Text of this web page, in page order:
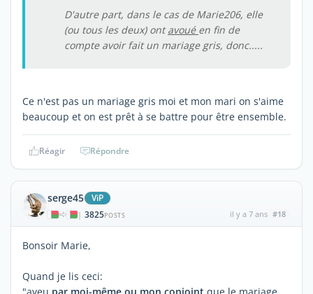
D'autre part, dans le cas de Marie206, elle
(ou tous les deux) ontavoué en fin de
compte avoir fait un mariage gris, donc.....
Ce n'est pas un mariage gris moi et mon mari on s'aime
beaucoup et on est prêt à se battre pour être ensemble.
Réagir Répondre
serge45 ViP
| 3825POSTS il y a 7 ans #18
Bonsoir Marie,
Quand je lis ceci: